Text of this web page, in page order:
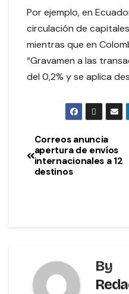
Por ejemplo, en
circulación de
mientras que en
“Gravamen a las
del 0,2% y se aplica
Correos anuncia
apertura de envíos
internacionales a 12
destinos
By